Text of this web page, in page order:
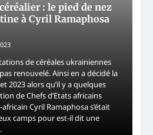
: le pied de nez
à Cyril Ramaphosa
de céréales ukrainiennes
renouvelé. Ainsi en a décidé la
2023 alors qu’il y a quelques
de Chefs d’Etats africains
Cyril Ramaphosa s’était
camps pour est-il dit une